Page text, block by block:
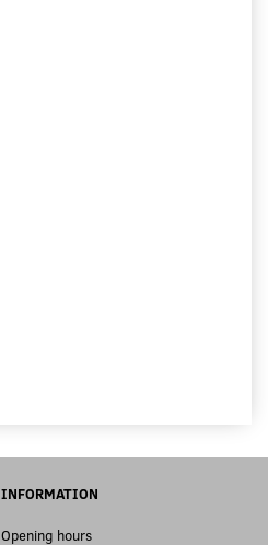
INFORMATION
Opening hours